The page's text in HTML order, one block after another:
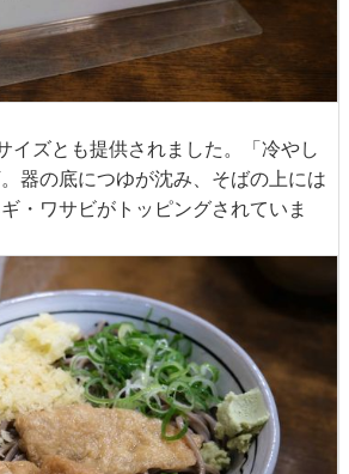
イズとも提供されました。「冷やし
器の底につゆが沈み、そばの上には
・ワサビがトッピングされていま